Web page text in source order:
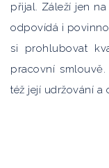
přijal. Záleží jen
odpovídá i
si prohlubovat
pracovní
též její udržování a